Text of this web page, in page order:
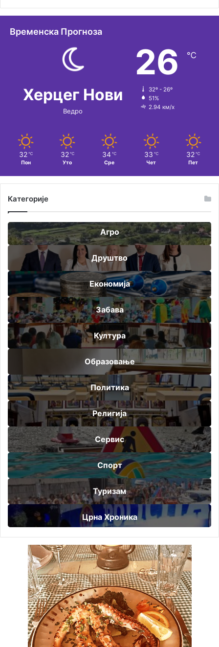
Временска Прогноза
Херцег Нови
Ведро
26 ℃
32º - 26º
51%
2.94 км/х
32 ℃
Пон
32 ℃
Уто
34 ℃
Сре
33 ℃
Чет
32 ℃
Пет
Категорије
Агро
Друштво
Економија
Забава
Култура
Образовање
Политика
Религија
Сервис
Спорт
Туризам
Црна Хроника